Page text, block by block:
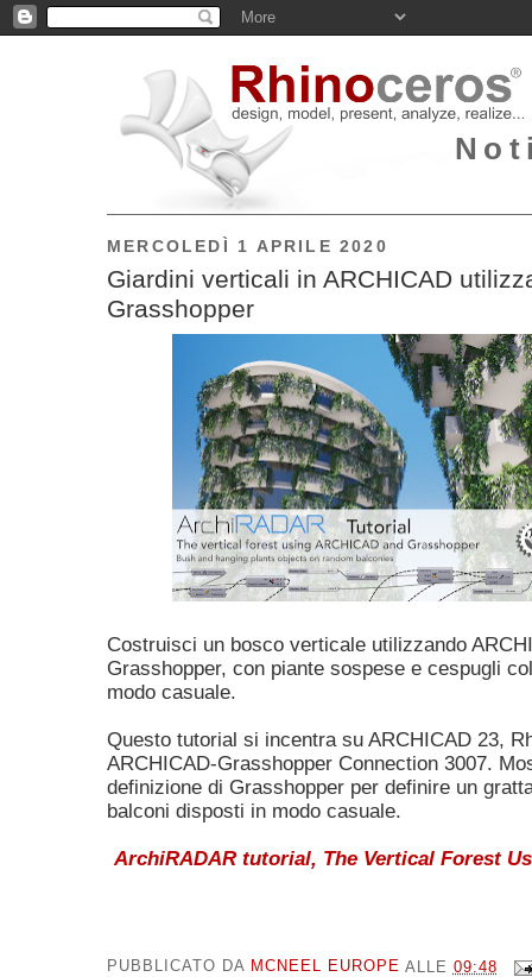
MERCOLEDÌ 1 APRILE 2020
Giardini verticali in ARCHICAD
Grasshopper
Costruisci un bosco verticale utilizzando
Grasshopper, con piante sospese e cespugli
modo casuale.
Questo tutorial si incentra su ARCHICAD 23,
ARCHICAD-Grasshopper Connection 3007.
definizione di Grasshopper per definire un
balconi disposti in modo casuale.
ArchiRADAR tutorial, The Vertical Forest
PUBBLICATO DA MCNEEL EUROPE ALLE 09:48